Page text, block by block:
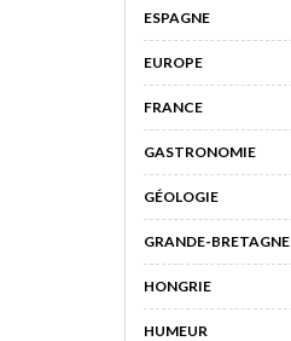
ESPAGNE
EUROPE
FRANCE
GASTRONOMIE
GÉOLOGIE
GRANDE-BRETAGNE
HONGRIE
HUMEUR